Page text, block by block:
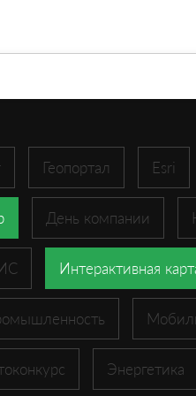
Геопортал Esri
День компании
Интерактивная
Энергетика